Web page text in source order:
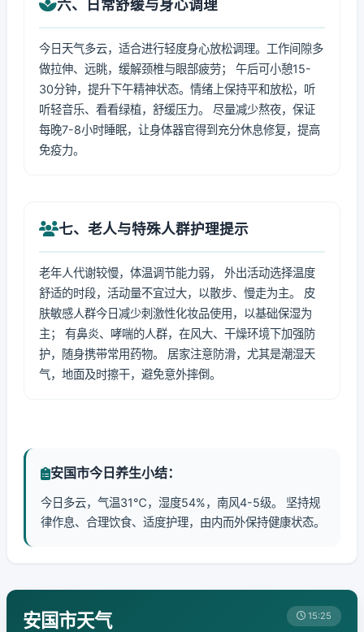
六、日常舒缓与身心调理
今日天气多云，适合进行轻度身心放松调理。工作间隙多
做拉伸、远眺，缓解颈椎与眼部疲劳； 午后可小憩15-
30分钟，提升下午精神状态。情绪上保持平和放松，听
听轻音乐、看看绿植，舒缓压力。 尽量减少熬夜，保证
每晚7-8小时睡眠，让身体器官得到充分休息修复，提高
免疫力。
七、老人与特殊人群护理提示
老年人代谢较慢，体温调节能力弱， 外出活动选择温度
舒适的时段，活动量不宜过大，以散步、慢走为主。 皮
肤敏感人群今日减少刺激性化妆品使用，以基础保湿为
主； 有鼻炎、哮喘的人群，在风大、干燥环境下加强防
护，随身携带常用药物。 居家注意防滑，尤其是潮湿天
气，地面及时擦干，避免意外摔倒。
安国市今日养生小结：
今日多云，气温31℃，湿度54%，南风4-5级。 坚持规
律作息、合理饮食、适度护理，由内而外保持健康状态。
安国市天气 15:25